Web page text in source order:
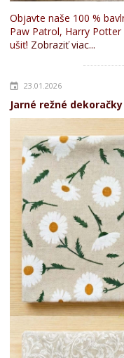
Objavte naše 100 %
Paw Patrol, Harry
ušiť! Zobraziť viac...
23.01.2026
Jarné režné dekoračky